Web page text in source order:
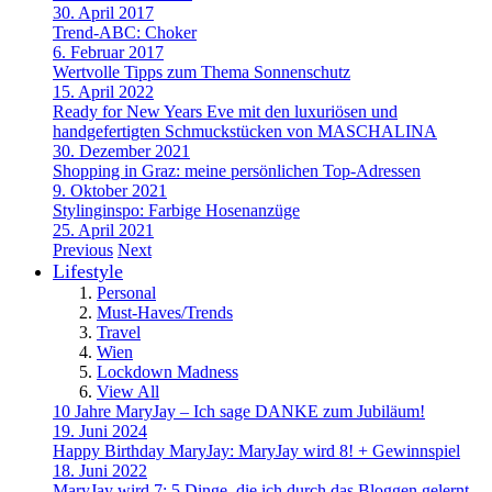
30. April 2017
Trend-ABC: Choker
6. Februar 2017
Wertvolle Tipps zum Thema Sonnenschutz
15. April 2022
Ready for New Years Eve mit den luxuriösen und
handgefertigten Schmuckstücken von MASCHALINA
30. Dezember 2021
Shopping in Graz: meine persönlichen Top-Adressen
9. Oktober 2021
Stylinginspo: Farbige Hosenanzüge
25. April 2021
Previous Next
Lifestyle
Personal
Must-Haves/Trends
Travel
Wien
Lockdown Madness
View All
10 Jahre MaryJay – Ich sage DANKE zum Jubiläum!
19. Juni 2024
Happy Birthday MaryJay: MaryJay wird 8! + Gewinnspiel
18. Juni 2022